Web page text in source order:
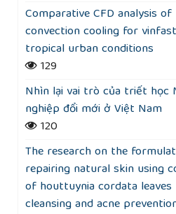
Comparative CFD analysis
convection cooling for
tropical urban conditions
129
Nhìn lại vai trò của triết học
nghiệp đổi mới ở Việt Nam
120
The research on the
repairing natural skin using
of houttuynia cordata
cleansing and acne